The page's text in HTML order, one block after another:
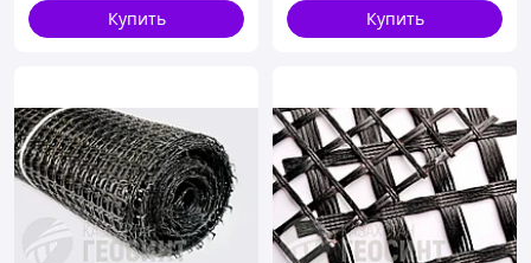
Купить Купить